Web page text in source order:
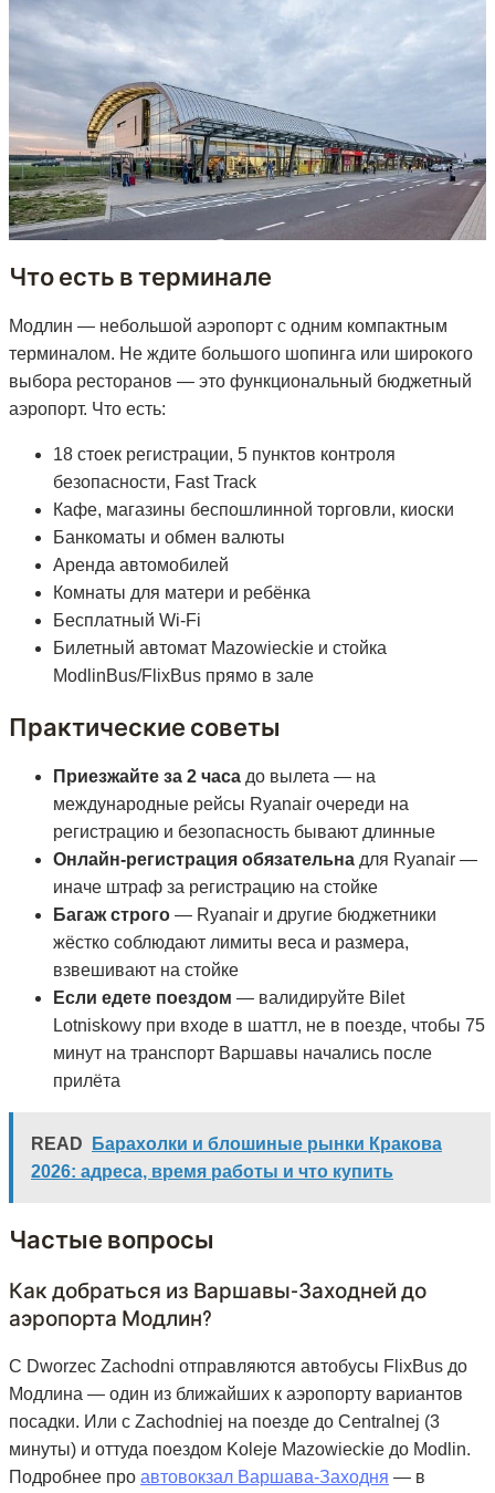
Что есть в терминале
Модлин — небольшой аэропорт с одним компактным
терминалом. Не ждите большого шопинга или широкого
выбора ресторанов — это функциональный бюджетный
аэропорт. Что есть:
18 стоек регистрации, 5 пунктов контроля
безопасности, Fast Track
Кафе, магазины беспошлинной торговли, киоски
Банкоматы и обмен валюты
Аренда автомобилей
Комнаты для матери и ребёнка
Бесплатный Wi-Fi
Билетный автомат Mazowieckie и стойка
ModlinBus/FlixBus прямо в зале
Практические советы
Приезжайте за 2 часа до вылета — на
международные рейсы Ryanair очереди на
регистрацию и безопасность бывают длинные
Онлайн-регистрация обязательна для Ryanair —
иначе штраф за регистрацию на стойке
Багаж строго — Ryanair и другие бюджетники
жёстко соблюдают лимиты веса и размера,
взвешивают на стойке
Если едете поездом — валидируйте Bilet
Lotniskowy при входе в шаттл, не в поезде, чтобы 75
минут на транспорт Варшавы начались после
прилёта
READ
Барахолки и блошиные рынки Кракова
2026: адреса, время работы и что купить
Частые вопросы
Как добраться из Варшавы-Заходней до
аэропорта Модлин?
С Dworzec Zachodni отправляются автобусы FlixBus до
Модлина — один из ближайших к аэропорту вариантов
посадки. Или с Zachodniej на поезде до Centralnej (3
минуты) и оттуда поездом Koleje Mazowieckie до Modlin.
Подробнее про автовокзал Варшава-Заходня — в